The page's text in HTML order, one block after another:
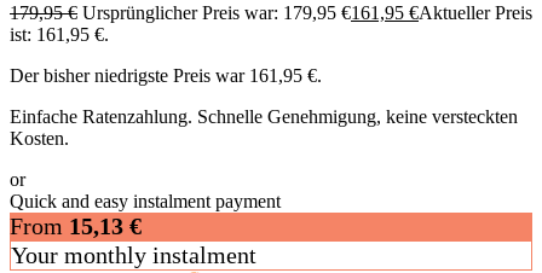
179,95€ Ursprünglicher Preis war: 179,95 €161,95 €Aktueller Preis
ist: 161,95 €.
Der bisher niedrigste Preis war 161,95 €.
Einfache Ratenzahlung. Schnelle Genehmigung, keine versteckten
Kosten.
or
Quick and easy instalment payment
From 15,13 €
Your monthly instalment